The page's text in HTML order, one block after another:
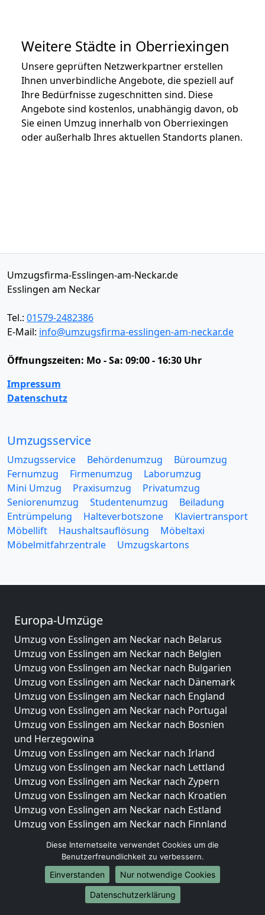
Weitere Städte in Oberriexingen
Unsere geprüften Netzwerkpartner erstellen
Ihnen unverbindliche Angebote, die speziell auf
Ihre Bedürfnisse zugeschnitten sind. Diese
Angebote sind kostenlos, unabhängig davon, ob
Sie einen Umzug innerhalb von Oberriexingen
oder außerhalb Ihres aktuellen Standorts planen.
Umzugsfirma-Esslingen-am-Neckar.de
Esslingen am Neckar
Tel.: 01579-2482386
E-Mail: info@umzugsfirma-esslingen-am-neckar.de
Öffnungszeiten: Mo - Sa: 09:00 - 16:30 Uhr
Impressum
Datenschutz
Umzugsservice
Umzugsservice Behördenumzug
Büroumzug
Fernumzug
Firmenumzug
Laborumzug
Mini Umzug
Praxisumzug
Privatumzug
Seniorenumzug
Studentenumzug
Beiladung
Entrümpelung
Halteverbotszone
Klaviertransport
Möbellift
Haushaltsauflösung
Möbeltaxi
Möbelmitfahrzentrale
Umzugskartons
Europa-Umzüge
Umzug von Esslingen am Neckar nach Belarus
Umzug von Esslingen am Neckar nach Belgien
Umzug von Esslingen am Neckar nach Bulgarien
Umzug von Esslingen am Neckar nach Dänemark
Umzug von Esslingen am Neckar nach England
Umzug von Esslingen am Neckar nach Portugal
Umzug von Esslingen am Neckar nach Bosnien
und Herzegowina
Umzug von Esslingen am Neckar nach Irland
Umzug von Esslingen am Neckar nach Lettland
Umzug von Esslingen am Neckar nach Zypern
Umzug von Esslingen am Neckar nach Kroatien
Umzug von Esslingen am Neckar nach Estland
Umzug von Esslingen am Neckar nach Finnland
Umzug von Esslingen am Neckar nach Griechenland
Umzug von Esslingen am Neckar nach Italien
Umzug von Esslingen am Neckar nach Liechtenstein
Umzug von Esslingen am Neckar nach Luxemburg
Diese Internetseite verwendet Cookies um die
Benutzerfreundlichkeit zu verbessern.
Einverstanden
Nur notwendige Cookies
Datenschutzerklärung